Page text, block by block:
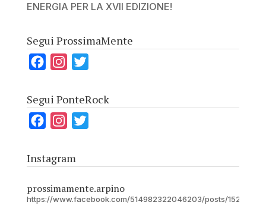
ENERGIA PER LA XVII EDIZIONE!
Segui ProssimaMente
c
e
b
o
s
t
a
r
m
i
t
t
Segui PonteRock
c
e
b
o
s
t
a
g
t
t
e
Instagram
prossimamente.arpino
https://www.facebook.com/514982322046203/posts/